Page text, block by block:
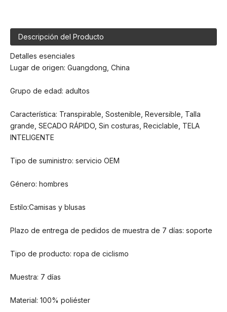
Descripción del Producto
Detalles esenciales
Lugar de origen: Guangdong, China
Grupo de edad: adultos
Característica: Transpirable, Sostenible, Reversible, Talla
grande, SECADO RÁPIDO, Sin costuras, Reciclable, TELA
INTELIGENTE
Tipo de suministro: servicio OEM
Género: hombres
Estilo:Camisas y blusas
Plazo de entrega de pedidos de muestra de 7 días: soporte
Tipo de producto: ropa de ciclismo
Muestra: 7 días
Material: 100% poliéster